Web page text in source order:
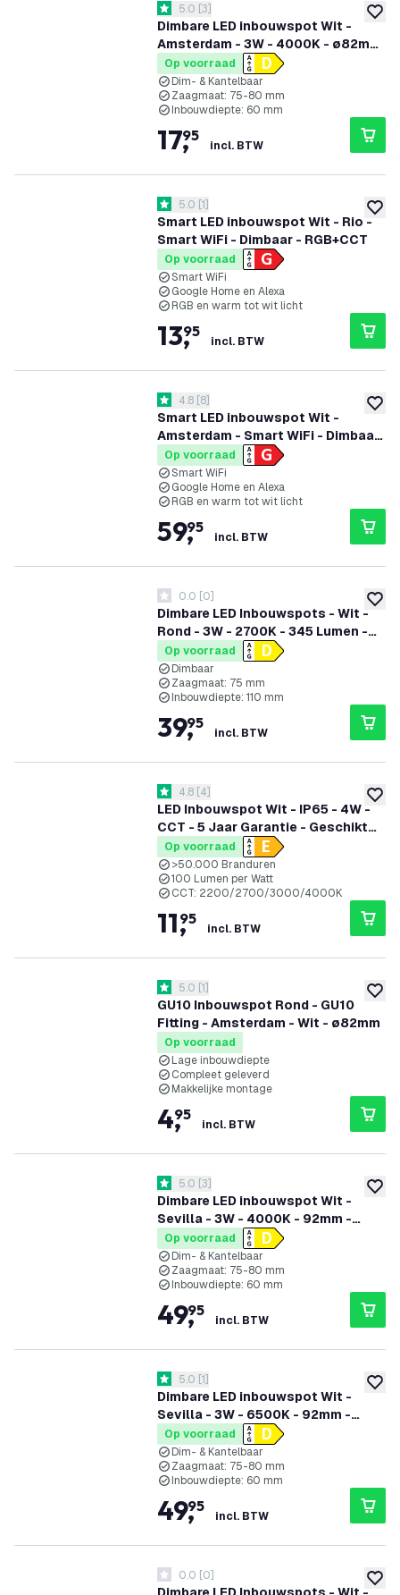
Dimbare LED inbouwspot Wit -
Amsterdam - 3W - 4000K - ø82mm
- 3 pack
reviews drawer openen
5 score sterren
5.0 [3]
Op voorraad
Dim- & Kantelbaar
Zaagmaat: 75-80 mm
Inbouwdiepte: 60 mm
17,
95
incl. BTW
Smart LED inbouwspot Wit - Rio -
Smart WiFi - Dimbaar - RGB+CCT
reviews drawer openen
5 score sterren
5.0 [1]
Op voorraad
Smart WiFi
Google Home en Alexa
RGB en warm tot wit licht
13,
95
incl. BTW
Smart LED inbouwspot Wit -
Amsterdam - Smart WiFi - Dimbaar
- RGB+CCT - 6 pack
reviews drawer openen
4.8 score sterren
4.8 [8]
Op voorraad
Smart WiFi
Google Home en Alexa
RGB en warm tot wit licht
59,
95
incl. BTW
Dimbare LED Inbouwspots - Wit -
Rond - 3W - 2700K - 345 Lumen -
ø81mm - 6 pack
0 score sterren
0.0 [0]
Op voorraad
Dimbaar
Zaagmaat: 75 mm
Inbouwdiepte: 110 mm
39,
95
incl. BTW
LED Inbouwspot Wit - IP65 - 4W -
CCT - 5 Jaar Garantie - Geschikt
voor de Badkamer
reviews drawer openen
4.8 score sterren
4.8 [4]
Op voorraad
>50.000 Branduren
100 Lumen per Watt
CCT: 2200/2700/3000/4000K
11,
95
incl. BTW
GU10 Inbouwspot Rond - GU10
Fitting - Amsterdam - Wit - ø82mm
reviews drawer openen
5 score sterren
5.0 [1]
Op voorraad
Lage inbouwdiepte
Compleet geleverd
Makkelijke montage
4,
95
incl. BTW
Dimbare LED inbouwspot Wit -
Sevilla - 3W - 4000K - 92mm -
Vierkant - 6 pack
reviews drawer openen
5 score sterren
5.0 [3]
Op voorraad
Dim- & Kantelbaar
Zaagmaat: 75-80 mm
Inbouwdiepte: 60 mm
49,
95
incl. BTW
Dimbare LED inbouwspot Wit -
Sevilla - 3W - 6500K - 92mm -
Vierkant - 6 pack
reviews drawer openen
5 score sterren
5.0 [1]
Op voorraad
Dim- & Kantelbaar
Zaagmaat: 75-80 mm
Inbouwdiepte: 60 mm
49,
95
incl. BTW
0 score sterren
0.0 [0]